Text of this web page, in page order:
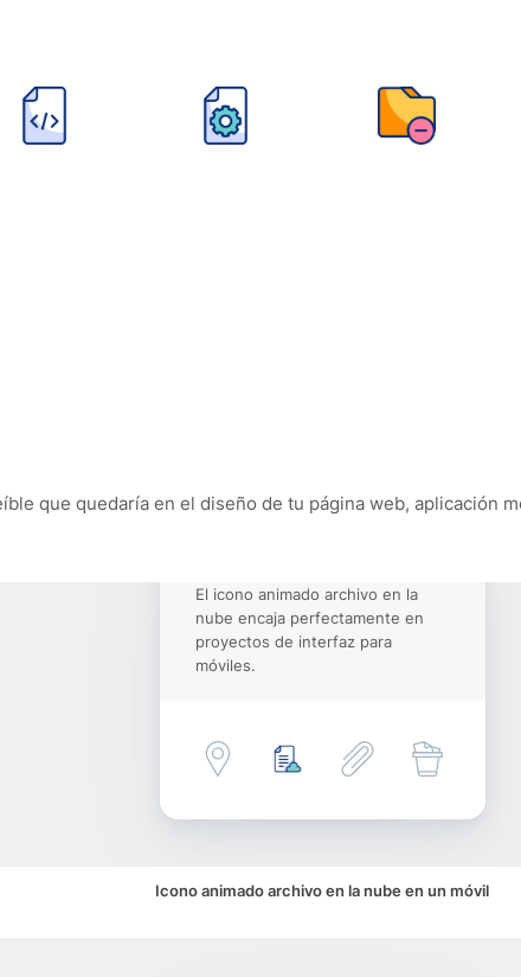
que quedaría en el diseño de tu página web, aplicación
El icono animado archivo en la
nube encaja perfectamente en
proyectos de interfaz para
móviles.
Icono animado archivo en la nube en un móvil